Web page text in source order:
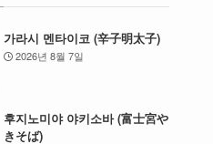
가라시 멘타이코 (辛子明太子)
2026년 8월 7일
후지노미야 야키소바 (富士宮や
きそば)